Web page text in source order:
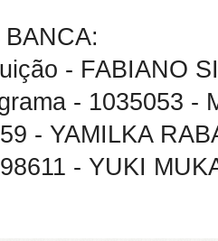
- FABIANO
- 1035053 -
- YAMILKA
- YUKI